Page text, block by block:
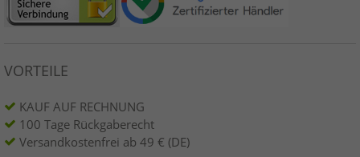
VORTEILE
KAUF AUF RECHNUNG
100 Tage Rückgaberecht
Versandkostenfrei ab 49 € (DE)